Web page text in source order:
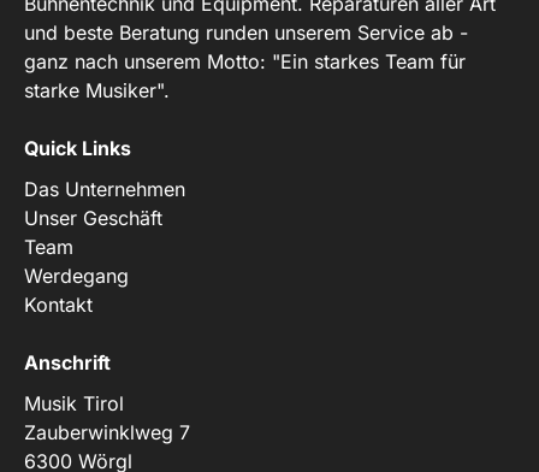
und beste Beratung runden unserem Service ab -
ganz nach unserem Motto: "Ein starkes Team für
starke Musiker".
Quick Links
Das Unternehmen
Unser Geschäft
Team
Werdegang
Kontakt
Anschrift
Musik Tirol
Zauberwinklweg 7
6300 Wörgl